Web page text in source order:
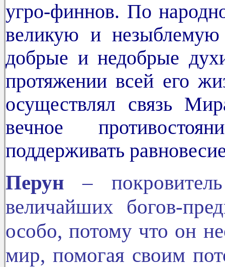
угро-финнов. По
великую и незыблемую
добрые и недобрые
протяжении всей его
осуществлял связь
вечное
поддерживать
Перун –
величайших богов-
особо, потому что он
мир, помогая своим